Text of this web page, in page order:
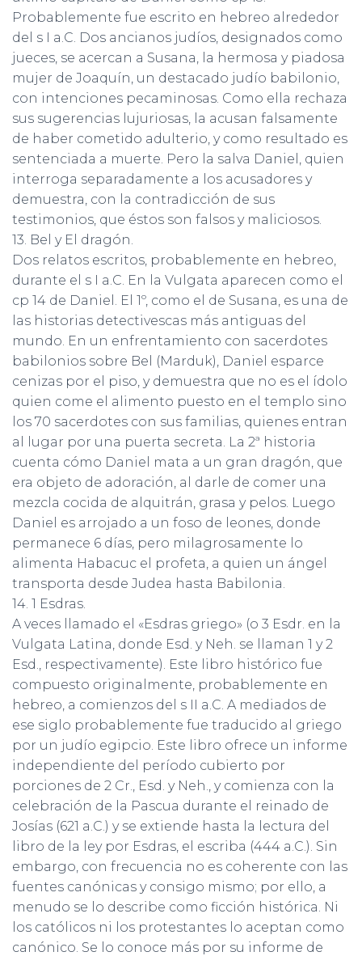
Probablemente fue escrito en hebreo alrededor
del s I a.C. Dos ancianos judíos, designados como
jueces, se acercan a Susana, la hermosa y piadosa
mujer de Joaquín, un destacado judío babilonio,
con intenciones pecaminosas. Como ella rechaza
sus sugerencias lujuriosas, la acusan falsamente
de haber cometido adulterio, y como resultado es
sentenciada a muerte. Pero la salva Daniel, quien
interroga separadamente a los acusadores y
demuestra, con la contradicción de sus
testimonios, que éstos son falsos y maliciosos.
13. Bel y El dragón.
Dos relatos escritos, probablemente en hebreo,
durante el s I a.C. En la Vulgata aparecen como el
cp 14 de Daniel. El 1º, como el de Susana, es una de
las historias detectivescas más antiguas del
mundo. En un enfrentamiento con sacerdotes
babilonios sobre Bel (Marduk), Daniel esparce
cenizas por el piso, y demuestra que no es el ídolo
quien come el alimento puesto en el templo sino
los 70 sacerdotes con sus familias, quienes entran
al lugar por una puerta secreta. La 2ª historia
cuenta cómo Daniel mata a un gran dragón, que
era objeto de adoración, al darle de comer una
mezcla cocida de alquitrán, grasa y pelos. Luego
Daniel es arrojado a un foso de leones, donde
permanece 6 días, pero milagrosamente lo
alimenta Habacuc el profeta, a quien un ángel
transporta desde Judea hasta Babilonia.
14. 1 Esdras.
A veces llamado el «Esdras griego» (o 3 Esdr. en la
Vulgata Latina, donde Esd. y Neh. se llaman 1 y 2
Esd., respectivamente). Este libro histórico fue
compuesto originalmente, probablemente en
hebreo, a comienzos del s II a.C. A mediados de
ese siglo probablemente fue traducido al griego
por un judío egipcio. Este libro ofrece un informe
independiente del período cubierto por
porciones de 2 Cr., Esd. y Neh., y comienza con la
celebración de la Pascua durante el reinado de
Josías (621 a.C.) y se extiende hasta la lectura del
libro de la ley por Esdras, el escriba (444 a.C.). Sin
embargo, con frecuencia no es coherente con las
fuentes canónicas y consigo mismo; por ello, a
menudo se lo describe como ficción histórica. Ni
los católicos ni los protestantes lo aceptan como
canónico. Se lo conoce más por su informe de